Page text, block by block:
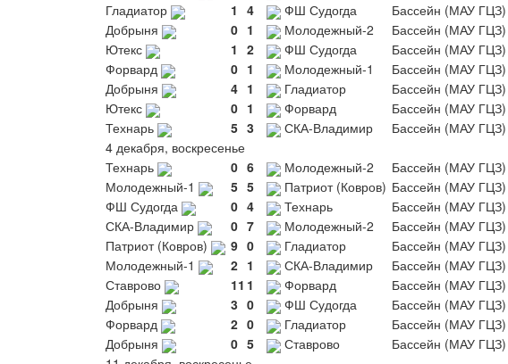
Гладиатор
1 4 ФШ Судогда
Бассейн (МАУ ГЦЗ)
Добрыня
0 1 Молодежный-2
Бассейн (МАУ ГЦЗ)
Ютекс
1 2 ФШ Судогда
Бассейн (МАУ ГЦЗ)
Форвард
0 1 Молодежный-1
Бассейн (МАУ ГЦЗ)
Добрыня
4 1 Гладиатор
Бассейн (МАУ ГЦЗ)
Ютекс
0 1 Форвард
Бассейн (МАУ ГЦЗ)
Технарь
5 3 СКА-Владимир
Бассейн (МАУ ГЦЗ)
4 декабря, воскресенье
Технарь
0 6 Молодежный-2
Бассейн (МАУ ГЦЗ)
Молодежный-1
5 5 Патриот (Ковров) Бассейн (МАУ ГЦЗ)
ФШ Судогда
0 4 Технарь
Бассейн (МАУ ГЦЗ)
СКА-Владимир
0 7 Молодежный-2
Бассейн (МАУ ГЦЗ)
Патриот (Ковров)
9 0 Гладиатор
Бассейн (МАУ ГЦЗ)
Молодежный-1
2 1 СКА-Владимир
Бассейн (МАУ ГЦЗ)
Ставрово
11 1 Форвард
Бассейн (МАУ ГЦЗ)
Добрыня
3 0 ФШ Судогда
Бассейн (МАУ ГЦЗ)
Форвард
2 0 Гладиатор
Бассейн (МАУ ГЦЗ)
Добрыня
0 5 Ставрово
Бассейн (МАУ ГЦЗ)